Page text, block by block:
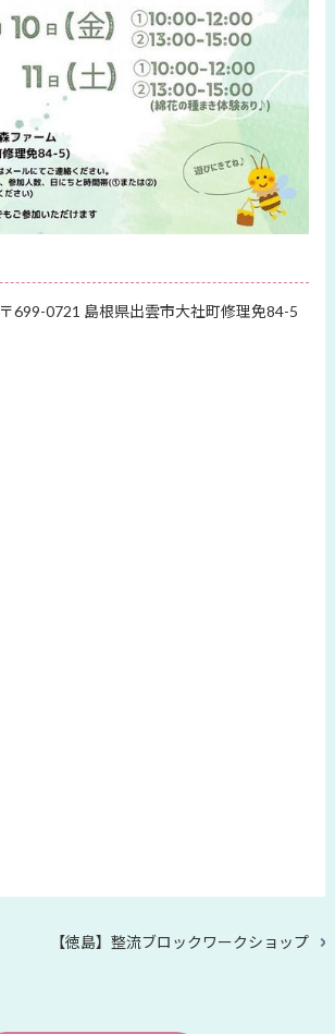
〒699-0721 島根県出雲市大社町修理免84-5
次【徳島】整流ブロックワークショップ